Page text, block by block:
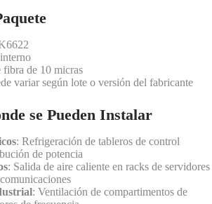
de 10 micras
variar según lote o versión del fabricante
se Pueden Instalar
: Refrigeración de tableros de control
de potencia
: Salida de aire caliente en racks de servidores
: Ventilación de compartimentos de